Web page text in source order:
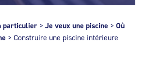
particulier > Je veux une piscine > Où
> Construire une piscine intérieure